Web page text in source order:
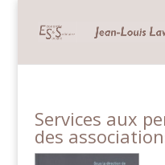
Services aux
des